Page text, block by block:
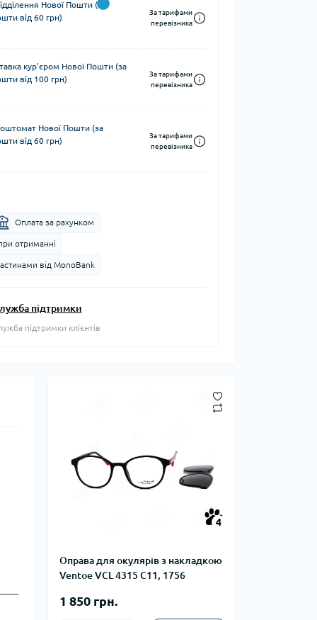
Нової Пошти (за
від 60 грн)
За тарифами
перевізника
кур'єром Нової Пошти (за
від 100 грн)
За тарифами
перевізника
Нової Пошти (за
від 60 грн)
За тарифами
перевізника
Оплата за рахунком
отриманні
від MonoBank
підтримки
підтримки клієнтів
4
Оправа для окулярів з накладкою
Ventoe VCL 4315 C11, 1756
1 850 грн.